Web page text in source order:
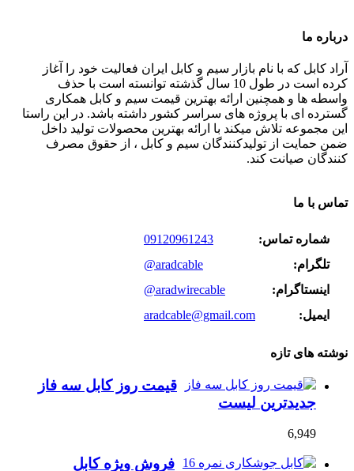
درباره ما
آراد کابل که با نام بازار سیم و کابل ایران فعالیت خود را آغاز
کرده است در طول 10 سال گذشته توانسته است با حذف
واسطه ها و همچنین ارائه بهترین قیمت سیم و کابل همکاری
گسترده ای با پروژه های سراسر کشور داشته باشد. در این راستا
این مجموعه تلاش میکند با ارائه بهترین محصولات تولید داخل
ضمن حمایت از تولیدکنندگان سیم و کابل ، از حقوق مصرف
کنندگان صیانت کند.
تماس با ما
شماره تماس:
09120961243
تلگرام:
@aradcable
اینستاگرام:
@aradwirecable
ایمیل:
aradcable@gmail.com
نوشته های تازه
قیمت روز کابل سه فاز
جدیدترین لیست
6,949
فروش ویژه کابل